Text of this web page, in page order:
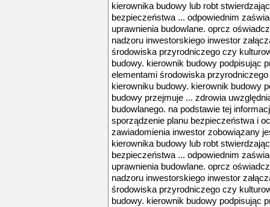
kierownika budowy lub robt
bezpieczeństwa ... odpowiednim
uprawnienia budowlane. oprcz
nadzoru inwestorskiego inwestor
środowiska przyrodniczego czy
budowy. kierownik budowy podpisując
elementami środowiska
kierowniku budowy. kierownik budowy
budowy przejmuje ... zdrowia
budowlanego. na podstawie tej
sporządzenie planu bezpieczeństwa i
zawiadomienia inwestor zobowiązany
kierownika budowy lub robt
bezpieczeństwa ... odpowiednim
uprawnienia budowlane. oprcz
nadzoru inwestorskiego inwestor
środowiska przyrodniczego czy
budowy. kierownik budowy podpisując